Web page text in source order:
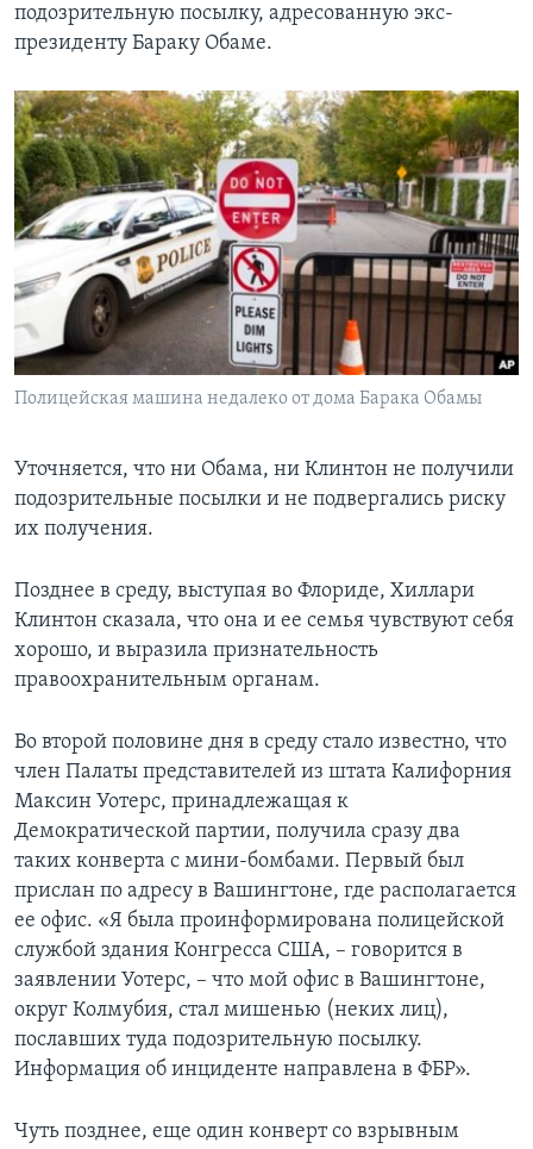
подозрительную посылку, адресованную экс-
президенту Бараку Обаме.
Полицейская машина недалеко от дома Барака Обамы
Уточняется, что ни Обама, ни Клинтон не получили
подозрительные посылки и не подвергались риску
их получения.
Позднее в среду, выступая во Флориде, Хиллари
Клинтон сказала, что она и ее семья чувствуют себя
хорошо, и выразила признательность
правоохранительным органам.
Во второй половине дня в среду стало известно, что
член Палаты представителей из штата Калифорния
Максин Уотерс, принадлежащая к
Демократической партии, получила сразу два
таких конверта с мини-бомбами. Первый был
прислан по адресу в Вашингтоне, где располагается
ее офис. «Я была проинформирована полицейской
службой здания Конгресса США, – говорится в
заявлении Уотерс, – что мой офис в Вашингтоне,
округ Колмубия, стал мишенью (неких лиц),
пославших туда подозрительную посылку.
Информация об инциденте направлена в ФБР».
Чуть позднее, еще один конверт со взрывным